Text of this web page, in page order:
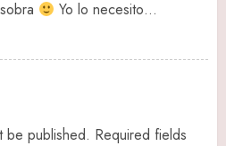
Yo lo necesito…
be published. Required fields